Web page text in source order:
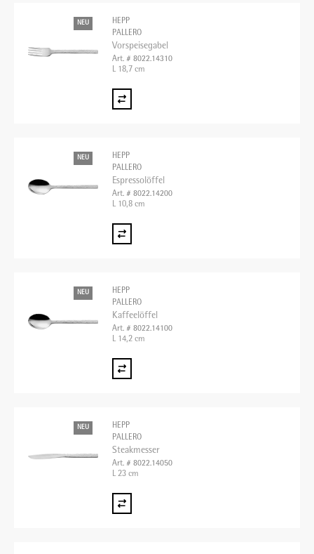
NEU
HEPP
PALLERO
Vorspeisegabel
Art. # 8022.14310
L 18,7 cm
NEU
HEPP
PALLERO
Espressolöffel
Art. # 8022.14200
L 10,8 cm
NEU
HEPP
PALLERO
Kaffeelöffel
Art. # 8022.14100
L 14,2 cm
NEU
HEPP
PALLERO
Steakmesser
Art. # 8022.14050
L 23 cm